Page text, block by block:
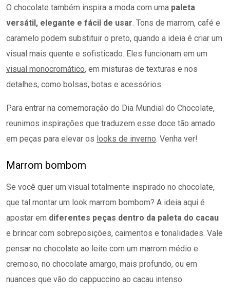
O chocolate também inspira a moda com uma paleta
versátil, elegante e fácil de usar. Tons de marrom, café e
caramelo podem substituir o preto, quando a ideia é criar um
visual mais quente e sofisticado. Eles funcionam em um
visual monocromático, em misturas de texturas e nos
detalhes, como bolsas, botas e acessórios.
Para entrar na comemoração do Dia Mundial do Chocolate,
reunimos inspirações que traduzem esse doce tão amado
em peças para elevar os looks de inverno. Venha ver!
Marrom bombom
Se você quer um visual totalmente inspirado no chocolate,
que tal montar um look marrom bombom? A ideia aqui é
apostar em diferentes peças dentro da paleta do cacau
e brincar com sobreposições, caimentos e tonalidades. Vale
pensar no chocolate ao leite com um marrom médio e
cremoso, no chocolate amargo, mais profundo, ou em
nuances que vão do cappuccino ao cacau intenso.